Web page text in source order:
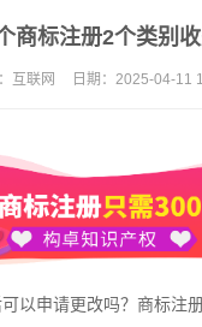
商标注册2个类别
互联网 日期： 2025-04-11
以申请更改吗？ 商标注